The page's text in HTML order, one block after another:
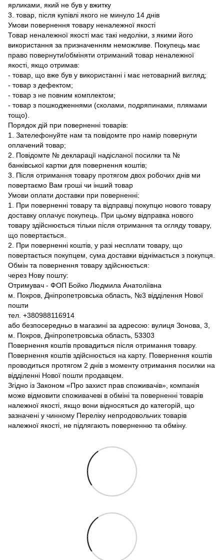
ярликами, який не був у вжитку
3. товар, після купівлі якого не минуло 14 днів
Умови повернення товару неналежної якості
Товар неналежної якості має такі недоліки, з якими його
використання за призначенням неможливе. Покупець має
право повернути/обміняти отриманий товар неналежної
якості, якщо отримав:
- товар, що вже був у використанні і має нетоварний вигляд;
- товар з дефектом;
- товар з не повним комплектом;
- товар з пошкодженнями (сколами, подряпинами, плямами
тощо).
Порядок дій при поверненні товарів:
1. Зателефонуйте нам та повідомте про намір повернути
оплачений товар;
2. Повідомте № декларації надісланої посилки та №
банківської картки для повернення коштів;
3. Після отримання товару протягом двох робочих днів ми
повертаємо Вам гроші чи інший товар
Умови оплати доставки при поверненні:
1. При поверненні товару та відправці покупцю нового товару
доставку оплачує покупець. При цьому відправка нового
товару здійснюється тільки після отримання та огляду товару,
що повертається.
2. При поверненні коштів, у разі несплати товару, що
повертається покупцем, сума доставки віднімається з покупця.
Обмін та повернення товару здійснюється:
через Нову пошту:
Отримувач - ФОП Бойко Людмила Анатоліївна
м. Покров, Дніпропетровська область, №3 відділення Нової
пошти
тел. +380988116914
або безпосередньо в магазині за адресою: вулиця Зонова, 3,
м. Покров, Дніпропетровська область, 53303
Повернення коштів провадиться після отримання товару.
Повернення коштів здійснюється на карту. Повернення коштів
проводиться протягом 2 днів з моменту отримання посилки на
відділенні Нової пошти продавцем.
Згідно із Законом «Про захист прав споживачів», компанія
може відмовити споживачеві в обміні та поверненні товарів
належної якості, якщо вони відносяться до категорій, що
зазначені у чинному Переліку непродовольчих товарів
належної якості, не підлягають поверненню та обміну.